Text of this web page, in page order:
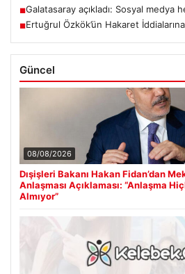
■Galatasaray açıkladı: Sosyal medya
■Ertuğrul Özkök’ün Hakaret
Güncel
08/08/2026
Dışişleri Bakanı Hakan Fidan’dan
Anlaşması Açıklaması: “Anlaşma
Almıyor”